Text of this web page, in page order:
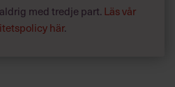
med tredje part. Läs vår
här.